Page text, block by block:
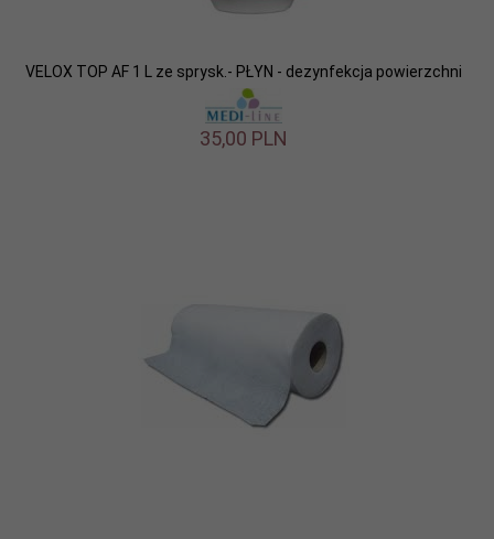
VELOX TOP AF 1 L ze sprysk.- PŁYN - dezynfekcja powierzchni
35,00 PLN